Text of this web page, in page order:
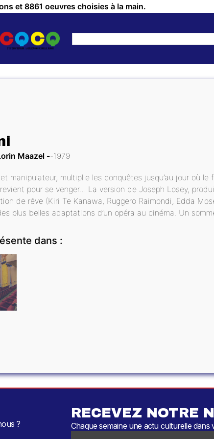
et 8861 oeuvres choisies à la main.
Maazel 1979
manipulateur, multiplie les conquêtes jusqu’au jour où le
pour se venger… La version de Joseph Losey,
de rêve (Kiri Te Kanawa, Ruggero Raimondi, Edda
plus belles adaptations d’un opéra au cinéma. Un
dans :
?
RECEVEZ NOTRE
Chaque semaine une actu culturelle dans